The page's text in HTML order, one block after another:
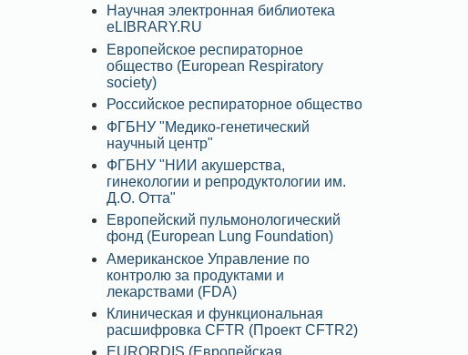
Научная электронная библиотека
eLIBRARY.RU
Европейское респираторное
общество (European Respiratory
society)
Российское респираторное общество
ФГБНУ "Медико-генетический
научный центр"
ФГБНУ "НИИ акушерства,
гинекологии и репродуктологии им.
Д.О. Отта"
Европейский пульмонологический
фонд (European Lung Foundation)
Американское Управление по
контролю за продуктами и
лекарствами (FDA)
Клиническая и функциональная
расшифровка CFTR (Проект CFTR2)